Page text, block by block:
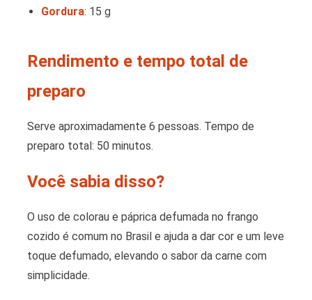
Gordura: 15 g
Rendimento e tempo total de
preparo
Serve aproximadamente 6 pessoas. Tempo de
preparo total: 50 minutos.
Você sabia disso?
O uso de colorau e páprica defumada no frango
cozido é comum no Brasil e ajuda a dar cor e um leve
toque defumado, elevando o sabor da carne com
simplicidade.